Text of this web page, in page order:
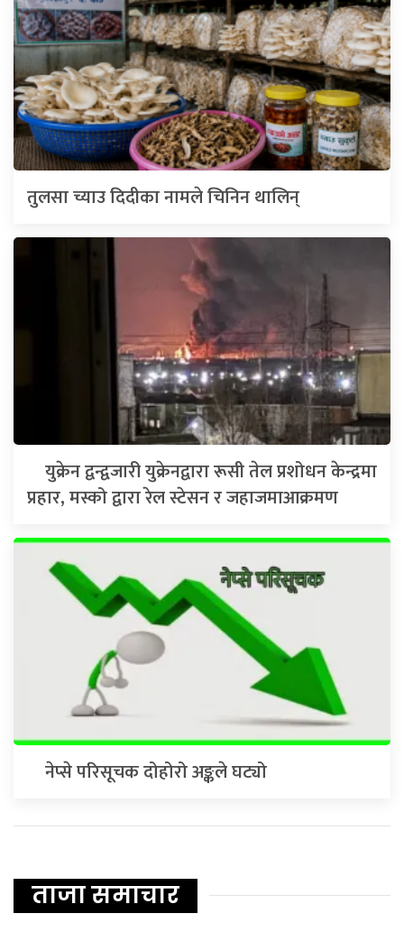
तुलसा च्याउ दिदीका नामले चिनिन थालिन्
युक्रेन द्वन्द्वजारी युक्रेनद्वारा रूसी तेल प्रशोधन केन्द्रमा
प्रहार, मस्को द्वारा रेल स्टेसन र जहाजमाआक्रमण
नेप्से परिसूचक दोहोरो अङ्कले घट्यो
ताजा समाचार